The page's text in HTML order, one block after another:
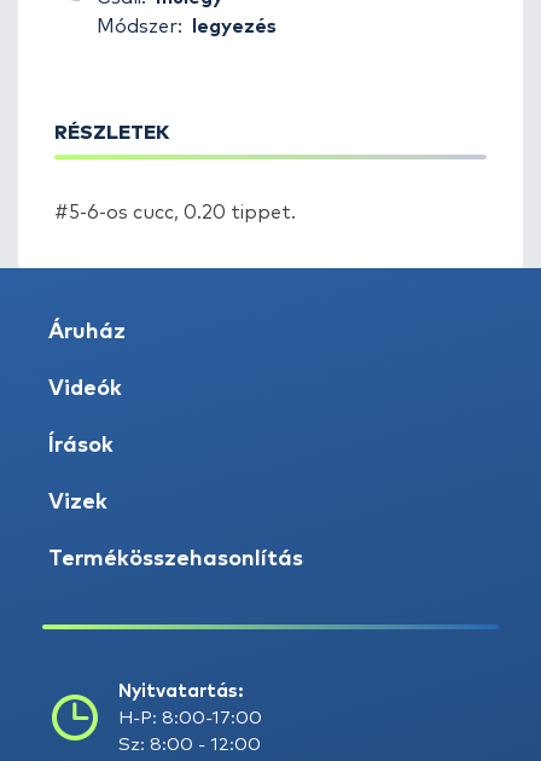
Módszer:
legyezés
RÉSZLETEK
#5-6-os cucc, 0.20 tippet.
Áruház
Videók
Írások
Vizek
Termékösszehasonlítás
Nyitvatartás:
H-P: 8:00-17:00
Sz: 8:00 - 12:00